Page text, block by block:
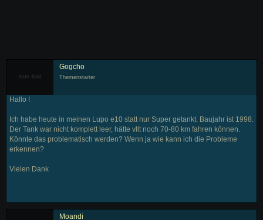
Gogcho
Themenstarter
Hallo !
Ich habe heute in meinen Lupo e10 statt nur Super getankt. Baujahr ist 1998.
Der Tank war nicht komplett leer, hätte vllt noch 70-80 km fahren können.
Könnte das problematisch werden? Wenn ja wie kann ich die Probleme
erkennen?
Vielen Dank
Moandi